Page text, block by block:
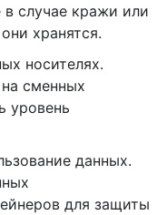
случае кражи или
хранятся.
носителях.
сменных
уровень
данных.
для защиты